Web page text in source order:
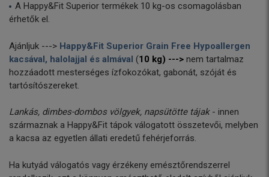
A Happy&Fit Superior termékek 10 kg-os csomagolásban
érhetők el.
Ajánljuk ---> Happy&Fit Superior Grain Free Hypoallergen
kacsával, halolajjal és almával (10 kg) ---> nem tartalmaz
hozzáadott mesterséges ízfokozókat, gabonát, szóját és
tartósítószereket.
Lankás, dimbes-dombos völgyek, napsütötte tájak- innen
származnak a Happy&Fit tápok válogatott összetevői, melyben
a kacsa az egyetlen állati eredetű fehérjeforrás.
Ha kutyád válogatós vagy érzékeny emésztőrendszerrel